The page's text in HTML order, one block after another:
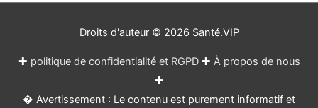
Droits d'auteur © 2026 Santé.VIP
✚ politique de confidentialité et RGPD✚ À propos de nous
✚
� Avertissement : Le contenu est purement informatif et